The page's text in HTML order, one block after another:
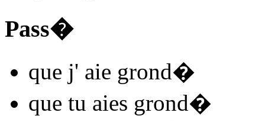
Pass�
que j' aie grond�
que tu aies grond�